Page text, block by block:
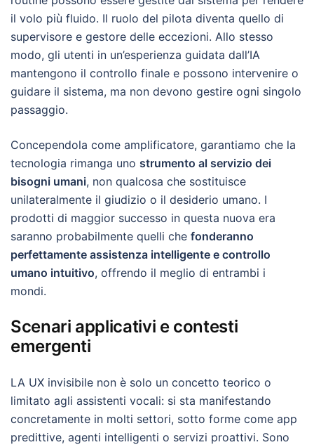
il volo più fluido. Il ruolo del pilota diventa quello di
supervisore e gestore delle eccezioni. Allo stesso
modo, gli utenti in un’esperienza guidata dall’IA
mantengono il controllo finale e possono intervenire o
guidare il sistema, ma non devono gestire ogni singolo
passaggio.
Concependola come amplificatore, garantiamo che la
tecnologia rimanga uno strumento al servizio dei
bisogni umani, non qualcosa che sostituisce
unilateralmente il giudizio o il desiderio umano. I
prodotti di maggior successo in questa nuova era
saranno probabilmente quelli che fonderanno
perfettamente assistenza intelligente e controllo
umano intuitivo, offrendo il meglio di entrambi i
mondi.
Scenari applicativi e contesti
emergenti
LA UX invisibile non è solo un concetto teorico o
limitato agli assistenti vocali: si sta manifestando
concretamente in molti settori, sotto forme come app
predittive, agenti intelligenti o servizi proattivi. Sono